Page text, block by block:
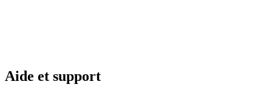
Aide et support